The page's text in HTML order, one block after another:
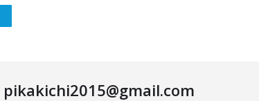
pikakichi2015@gmail.com